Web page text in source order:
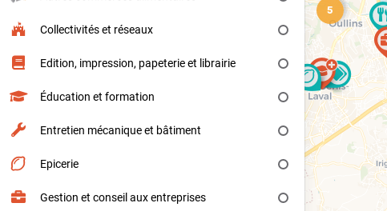
Collectivités et réseaux
Edition, impression, papeterie et librairie
Éducation et formation
Entretien mécanique et bâtiment
Epicerie
Gestion et conseil aux entreprises
5